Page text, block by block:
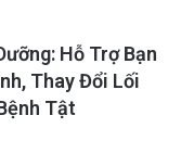
Hỗ Trợ Bạn
Thay Đổi Lối
Tật